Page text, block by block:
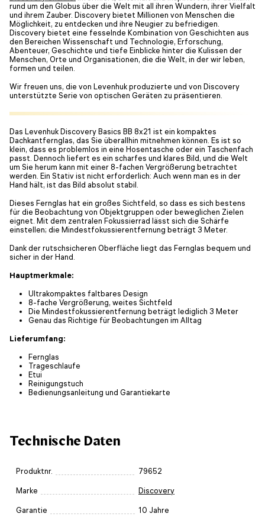
rund um den Globus über die Welt mit all ihren Wundern, ihrer Vielfalt
und ihrem Zauber. Discovery bietet Millionen von Menschen die
Möglichkeit, zu entdecken und ihre Neugier zu befriedigen.
Discovery bietet eine fesselnde Kombination von Geschichten aus
den Bereichen Wissenschaft und Technologie, Erforschung,
Abenteuer, Geschichte und tiefe Einblicke hinter die Kulissen der
Menschen, Orte und Organisationen, die die Welt, in der wir leben,
formen und teilen.
Wir freuen uns, die von Levenhuk produzierte und von Discovery
unterstützte Serie von optischen Geräten zu präsentieren.
Das Levenhuk Discovery Basics BB 8x21 ist ein kompaktes
Dachkantfernglas, das Sie überallhin mitnehmen können. Es ist so
klein, dass es problemlos in eine Hosentasche oder ein Taschenfach
passt. Dennoch liefert es ein scharfes und klares Bild, und die Welt
um Sie herum kann mit einer 8-fachen Vergrößerung betrachtet
werden. Ein Stativ ist nicht erforderlich: Auch wenn man es in der
Hand hält, ist das Bild absolut stabil.
Dieses Fernglas hat ein großes Sichtfeld, so dass es sich bestens
für die Beobachtung von Objektgruppen oder beweglichen Zielen
eignet. Mit dem zentralen Fokussierrad lässt sich die Schärfe
einstellen; die Mindestfokussierentfernung beträgt 3 Meter.
Dank der rutschsicheren Oberfläche liegt das Fernglas bequem und
sicher in der Hand.
Hauptmerkmale:
Ultrakompaktes faltbares Design
8-fache Vergrößerung, weites Sichtfeld
Die Mindestfokussierentfernung beträgt lediglich 3 Meter
Genau das Richtige für Beobachtungen im Alltag
Lieferumfang:
Fernglas
Trageschlaufe
Etui
Reinigungstuch
Bedienungsanleitung und Garantiekarte
Technische Daten
Produktnr. 79652
Marke Discovery
Garantie 10 Jahre